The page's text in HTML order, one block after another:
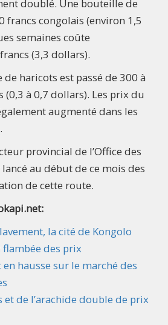
doublé. Une bouteille de
francs congolais (environ 1,5
semaines coûte
(3,3 dollars).
haricots est passé de 300 à
(0,3 à 0,7 dollars). Les prix du
augmenté dans les
provincial de l’Office des
au début de ce mois des
de cette route.
la cité de Kongolo
des prix
hausse sur le marché des
et de l’arachide double de prix